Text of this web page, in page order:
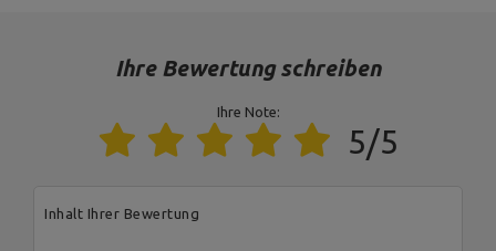
schwarz
Für dieses Produkt verantwortliche Stelle in der EU
Ihre Bewertung schreiben
Ihre Note:
5/5
Inhalt Ihrer Bewertung